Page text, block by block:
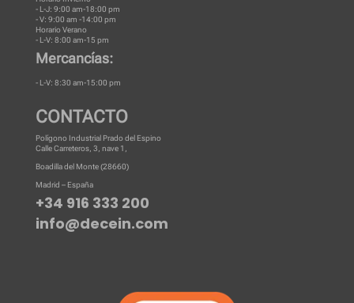
- L-J: 9:00 am-18:00 pm
- V: 9:00 am -14:00 pm
Horario Verano
- L-V: 8:00 am-15 pm
Mercancías:
- L-V: 8:30 am-15:00 pm
CONTACTO
Polígono Industrial Prado del Espino
Calle Carreteros, 3, nave 1,
Boadilla del Monte (28660)
Madrid – España
+34 916 333 200
info@decein.com